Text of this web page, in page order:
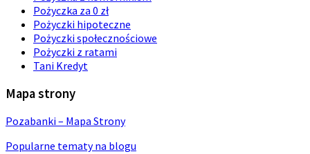
Pożyczka za 0 zł
Pożyczki hipoteczne
Pożyczki społecznościowe
Pożyczki z ratami
Tani Kredyt
Mapa strony
Pozabanki – Mapa Strony
Popularne tematy na blogu